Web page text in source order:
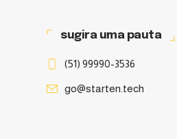
sugira uma pauta
(51) 99990-3536
go@starten.tech